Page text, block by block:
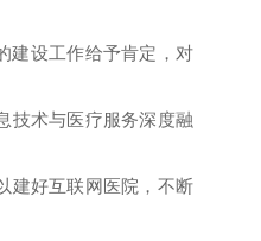
建设工作给予肯定，对
技术与医疗服务深度融
建好互联网医院，不断